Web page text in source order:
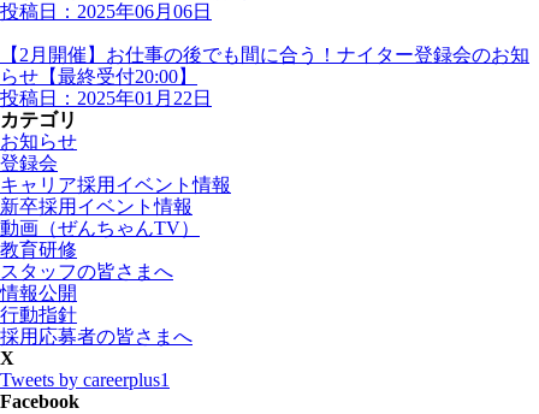
投稿日：2025年06月06日
【2月開催】お仕事の後でも間に合う！ナイター登録会のお知
らせ【最終受付20:00】
投稿日：2025年01月22日
カテゴリ
お知らせ
登録会
キャリア採用イベント情報
新卒採用イベント情報
動画（ぜんちゃんTV）
教育研修
スタッフの皆さまへ
情報公開
行動指針
採用応募者の皆さまへ
X
Tweets by careerplus1
Facebook